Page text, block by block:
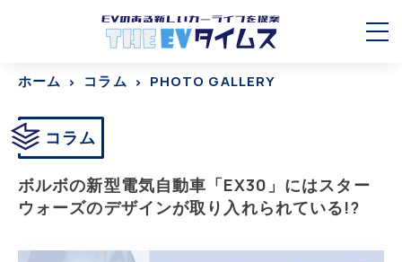
ホーム コラム PHOTO GALLERY
コラム
ボルボの新型電気自動車「EX30」にはスター
ウォーズのデザインが取り入れられている!?